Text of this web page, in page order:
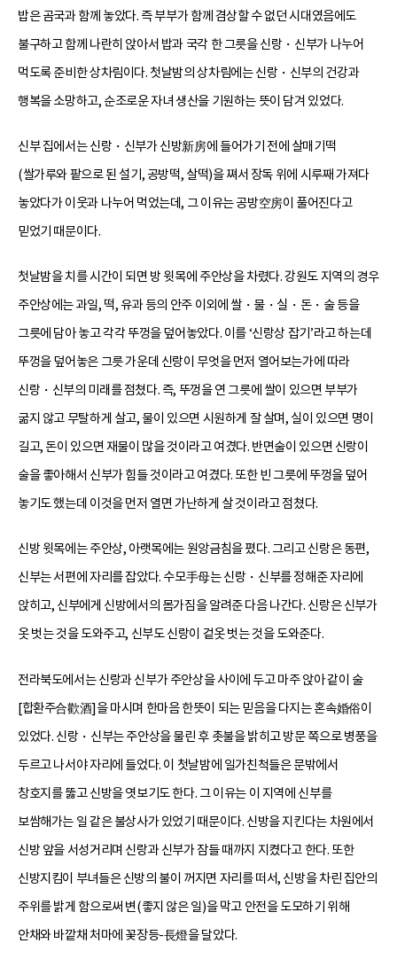
밥은 곰국과 함께 놓았다. 즉 부부가 함께 겸상할 수 없던 시대였음에도
불구하고 함께 나란히 앉아서 밥과 국각 한 그릇을 신랑・신부가 나누어
먹도록 준비한 상차림이다. 첫날밤의 상차림에는 신랑・신부의 건강과
행복을 소망하고, 순조로운 자녀 생산을 기원하는 뜻이 담겨 있었다.
신부 집에서는 신랑・신부가 신방新房에 들어가기 전에 살매기떡
(쌀가루와 팥으로 된 설기, 공방떡, 살떡)을 쪄서 장독 위에 시루째 가져다
놓았다가 이웃과 나누어 먹었는데, 그 이유는 공방空房이 풀어진다고
믿었기 때문이다.
첫날밤을 치를 시간이 되면 방 윗목에 주안상을 차렸다. 강원도 지역의 경우
주안상에는 과일, 떡, 유과 등의 안주 이외에 쌀・물・실・돈・술 등을
그릇에 담아 놓고 각각 뚜껑을 덮어놓았다. 이를 ‘신랑상 잡기’라고 하는데
뚜껑을 덮어놓은 그릇 가운데 신랑이 무엇을 먼저 열어보는가에 따라
신랑・신부의 미래를 점쳤다. 즉, 뚜껑을 연 그릇에 쌀이 있으면 부부가
굶지 않고 무탈하게 살고, 물이 있으면 시원하게 잘 살며, 실이 있으면 명이
길고, 돈이 있으면 재물이 많을 것이라고 여겼다. 반면술이 있으면 신랑이
술을 좋아해서 신부가 힘들 것이라고 여겼다. 또한 빈 그릇에 뚜껑을 덮어
놓기도 했는데 이것을 먼저 열면 가난하게 살 것이라고 점쳤다.
신방 윗목에는 주안상, 아랫목에는 원앙금침을 폈다. 그리고 신랑은 동편,
신부는 서편에 자리를 잡았다. 수모手母는 신랑・신부를 정해준 자리에
앉히고, 신부에게 신방에서의 몸가짐을 알려준 다음 나간다. 신랑은 신부가
옷 벗는 것을 도와주고, 신부도 신랑이 겉옷 벗는 것을 도와준다.
전라북도에서는 신랑과 신부가 주안상을 사이에 두고 마주 앉아 같이 술
[합환주合歡酒]을 마시며 한마음 한뜻이 되는 믿음을 다지는 혼속婚俗이
있었다. 신랑・신부는 주안상을 물린 후 촛불을 밝히고 방문 쪽으로 병풍을
두르고 나서야 자리에 들었다. 이 첫날밤에 일가친척들은 문밖에서
창호지를 뚫고 신방을 엿보기도 한다. 그 이유는 이 지역에 신부를
보쌈해가는 일 같은 불상사가 있었기 때문이다. 신방을 지킨다는 차원에서
신방 앞을 서성거리며 신랑과 신부가 잠들 때까지 지켰다고 한다. 또한
신방지킴이 부녀들은 신방의 불이 꺼지면 자리를 떠서, 신방을 차린 집안의
주위를 밝게 함으로써 변(좋지 않은 일)을 막고 안전을 도모하기 위해
안채와 바깥채 처마에 꽃장등-長燈을 달았다.